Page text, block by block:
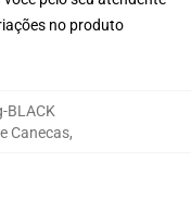
no produto
BLACK
Canecas,